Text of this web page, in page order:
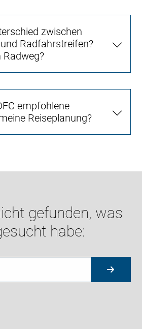
zwischen
Radfahrstreifen?
Radweg?
empfohlene
Reiseplanung?
gefunden, was
habe: